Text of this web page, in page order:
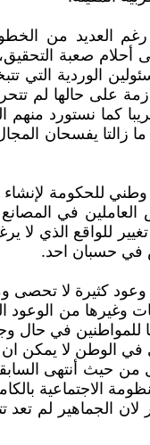
العديد من
صعبة
الوردية
على حالها
كما نستورد منهم
يفسحان
وطني للحكومة
العاملين في
للواقع الذي
في حسبان احد.
كثيرة لا تحصى
من الوعود
في حال
الوطن لا يمكن
من حيث أنتهى
الاجتماعية
لان الجماهير